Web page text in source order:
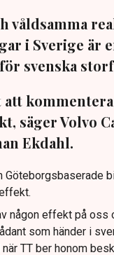
våldsamma
i Sverige är
svenska
att
säger Volvo
Ekdahl.
Göteborgsbaserade
någon effekt på oss
som händer i
TT ber honom